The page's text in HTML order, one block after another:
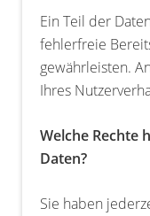
Ein Teil der
fehlerfreie
gewährleisten.
Ihres
Welche Rechte
Daten?
Sie haben